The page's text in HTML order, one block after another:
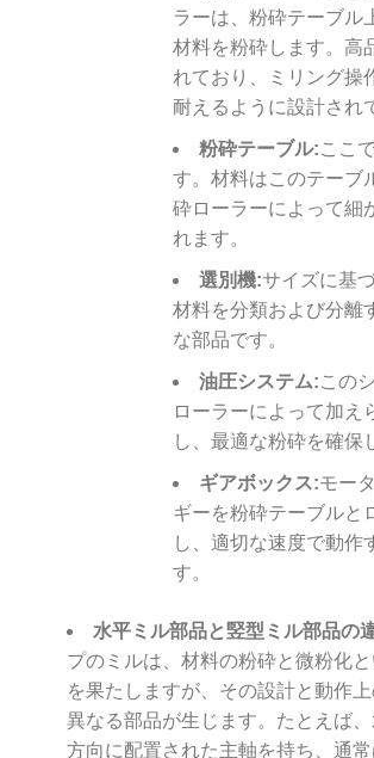
ラーは、粉砕テーブル
材料を粉砕します。高
れており、ミリング操
耐えるように設計され
粉砕テーブル:ここ
す。材料はこのテーブ
砕ローラーによって細
れます。
選別機:サイズに基
材料を分類および分離
な部品です。
油圧システム:この
ローラーによって加え
し、最適な粉砕を確保
ギアボックス:モー
ギーを粉砕テーブルと
し、適切な速度で動作
す。
水平ミル部品と竪型ミル部品の
プのミルは、材料の粉砕と微粉化
を果たしますが、その設計と動作上
異なる部品が生じます。たとえば
方向に配置された主軸を持ち、通